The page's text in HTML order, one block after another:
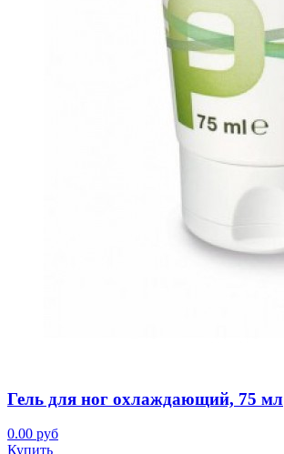
Гель для ног охлаждающий, 75 мл
0.00 руб
Купить